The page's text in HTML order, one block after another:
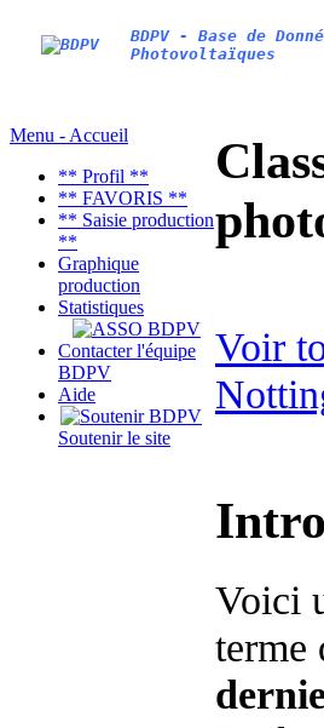
BDPV - Base de
Photovoltaïques
Menu - Accueil
** Profil **
** FAVORIS **
** Saisie production
**
Graphique
production
Statistiques
Contacter l'équipe
BDPV
Aide
Soutenir le site
Voir
Voici
terme